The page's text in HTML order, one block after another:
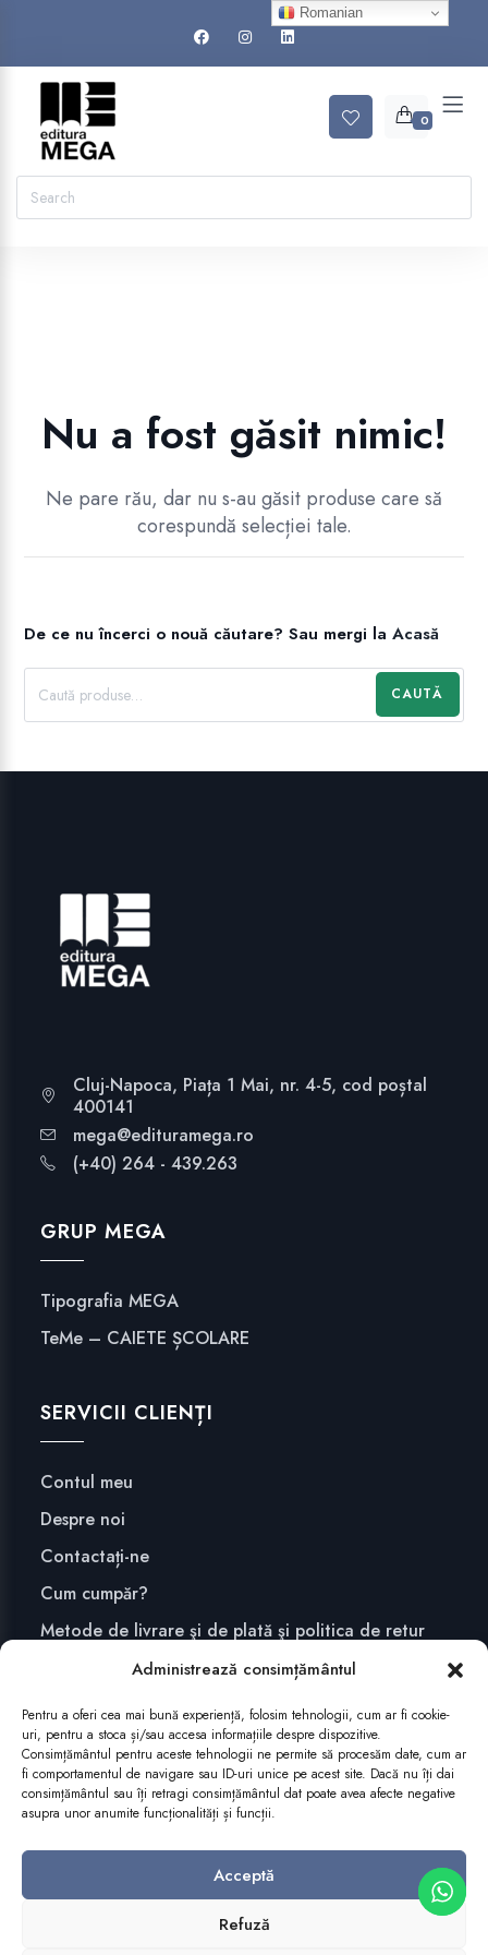
Administrează consimțământul
Pentru a oferi cea mai bună experiență, folosim tehnologii, cum ar fi cookie-
uri, pentru a stoca și/sau accesa informațiile despre dispozitive.
Consimțământul pentru aceste tehnologii ne permite să procesăm date, cum ar
fi comportamentul de navigare sau ID-uri unice pe acest site. Dacă nu îți dai
consimțământul sau îți retragi consimțământul dat poate avea afecte negative
asupra unor anumite funcționalități și funcții.
Acceptă
Refuză
0
Nu a fost găsit nimic!
Ne pare rău, dar nu s-au găsit produse care să
corespundă selecției tale.
De ce nu încerci o nouă căutare?Sau mergi laAcasă
CAUTĂ
Cluj-Napoca, Piața 1 Mai, nr. 4-5, cod poștal
400141
mega@edituramega.ro
(+40) 264 - 439.263
GRUP MEGA
Tipografia MEGA
TeMe – CAIETE ȘCOLARE
SERVICII CLIENȚI
Contul meu
Despre noi
Contactați-ne
Cum cumpăr?
Metode de livrare şi de plată şi politica de retur
Confidențialitate și securitate
ABONEAZĂ-TE
Romanian